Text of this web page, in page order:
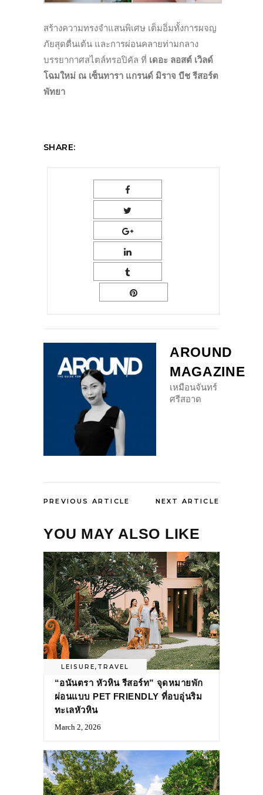
สร้างความทรงจำแสนพิเศษ เต็มอิ่มทั้งการผจญ
ภัยสุดตื่นเต้น และการผ่อนคลายท่ามกลาง
บรรยากาศสไตล์ทรอปิคัล ที่ เดอะ ลอสต์ เวิลด์
โฉมใหม่ ณ เซ็นทารา แกรนด์ มิราจ บีช รีสอร์ต
พัทยา
SHARE:
AROUND
MAGAZINE
เหมือนจันทร์
ศรีสอาด
PREVIOUS ARTICLE NEXT ARTICLE
YOU MAY ALSO LIKE
LEISURE, TRAVEL
“อนันตรา หัวหิน รีสอร์ท” จุดหมายพัก
ผ่อนแบบ PET FRIENDLY ที่อบอุ่นริม
ทะเลหัวหิน
March 2, 2026